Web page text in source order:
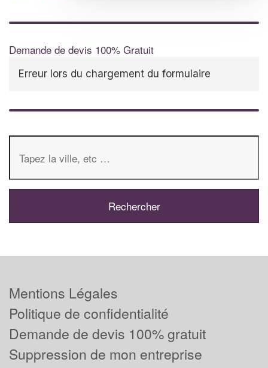
Demande de devis 100% Gratuit
Erreur lors du chargement du formulaire
Mentions Légales
Politique de confidentialité
Demande de devis 100% gratuit
Suppression de mon entreprise